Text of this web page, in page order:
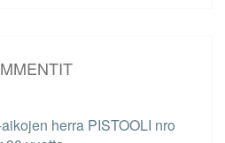
herra PISTOOLI nro